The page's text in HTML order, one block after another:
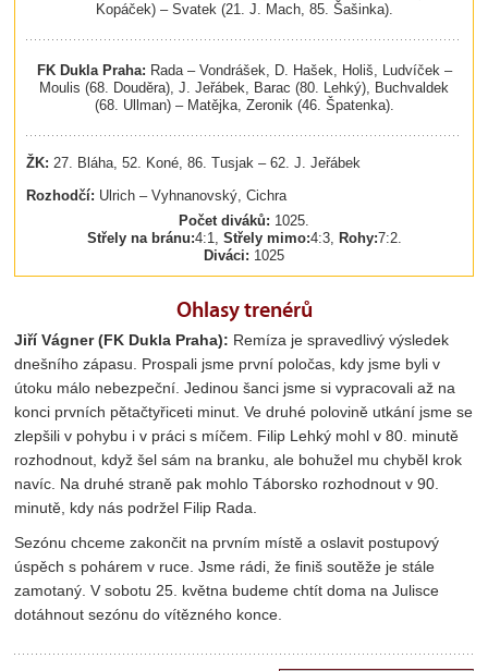
Kopáček) – Svatek (21. J. Mach, 85. Šašinka).
FK Dukla Praha: Rada – Vondrášek, D. Hašek, Holiš, Ludvíček –
Moulis (68. Douděra), J. Jeřábek, Barac (80. Lehký), Buchvaldek
(68. Ullman) – Matějka, Zeronik (46. Špatenka).
ŽK: 27. Bláha, 52. Koné, 86. Tusjak – 62. J. Jeřábek
Rozhodčí: Ulrich – Vyhnanovský, Cichra
Počet diváků: 1025.
Střely na bránu:4:1, Střely mimo:4:3, Rohy:7:2.
Diváci: 1025
Ohlasy trenérů
Jiří Vágner (FK Dukla Praha): Remíza je spravedlivý výsledek
dnešního zápasu. Prospali jsme první poločas, kdy jsme byli v
útoku málo nebezpeční. Jedinou šanci jsme si vypracovali až na
konci prvních pětačtyřiceti minut. Ve druhé polovině utkání jsme se
zlepšili v pohybu i v práci s míčem. Filip Lehký mohl v 80. minutě
rozhodnout, když šel sám na branku, ale bohužel mu chyběl krok
navíc. Na druhé straně pak mohlo Táborsko rozhodnout v 90.
minutě, kdy nás podržel Filip Rada.
Sezónu chceme zakončit na prvním místě a oslavit postupový
úspěch s pohárem v ruce. Jsme rádi, že finiš soutěže je stále
zamotaný. V sobotu 25. května budeme chtít doma na Julisce
dotáhnout sezónu do vítězného konce.